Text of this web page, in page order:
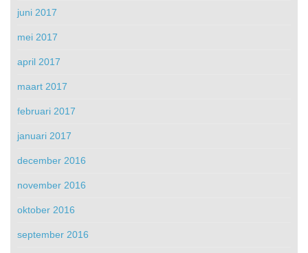
juni 2017
mei 2017
april 2017
maart 2017
februari 2017
januari 2017
december 2016
november 2016
oktober 2016
september 2016